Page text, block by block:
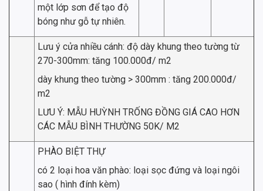
một lớp sơn để tạo độ
bóng như gỗ tự nhiên.
Lưu ý cửa nhiều cánh: độ dày khung theo tường từ
270-300mm: tăng 100.000đ/ m2
dày khung theo tường > 300mm : tăng 200.000đ/
m2
LƯU Ý: MẪU HUỲNH TRỐNG ĐỒNG GIÁ CAO HƠN
CÁC MẪU BÌNH THƯỜNG 50K/ M2
PHÀO BIỆT THỰ
có 2 loại hoa văn phào: loại sọc đứng và loại ngôi
sao ( hình đính kèm)